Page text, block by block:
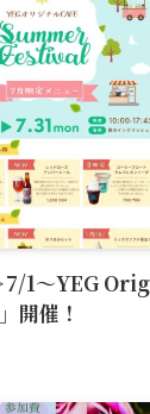
7/1～YEG
開催！